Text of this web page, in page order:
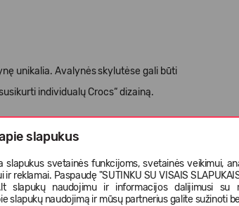
slapukus
slapukus svetainės funkcijoms, svetainės veikimui,
reklamai. Paspaudę "SUTINKU SU VISAIS
slapukų naudojimu ir informacijos dalijimusi su
slapukų naudojimą ir mūsų partnerius galite sužinoti
unikalia. Avalynės skylutėse gali būti
individualų Crocs“ dizainą.